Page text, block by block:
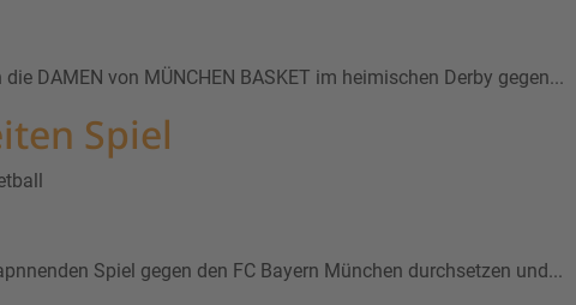
DAMEN von MÜNCHEN BASKET im heimischen Derby gegen...
Spiel
Spiel gegen den FC Bayern München durchsetzen und...